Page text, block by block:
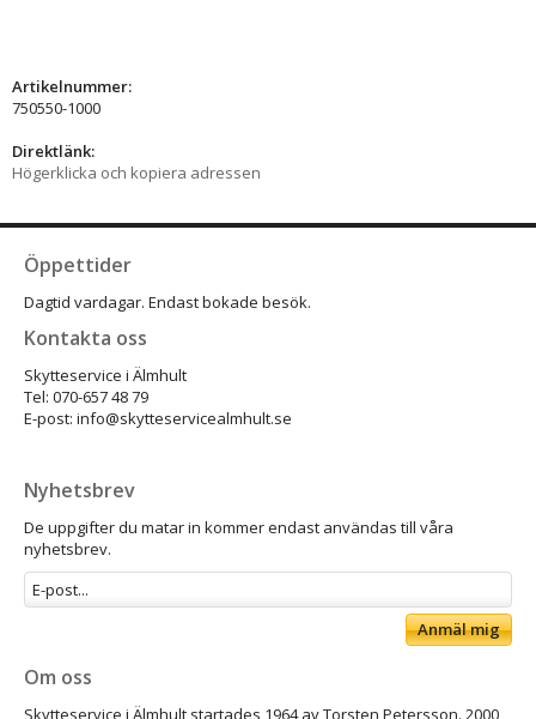
Artikelnummer:
750550-1000
Direktlänk:
Högerklicka och kopiera adressen
Öppettider
Dagtid vardagar. Endast bokade besök.
Kontakta oss
Skytteservice i Älmhult
Tel: 070-657 48 79
E-post: info@skytteservicealmhult.se
Nyhetsbrev
De uppgifter du matar in kommer endast användas till våra
nyhetsbrev.
Anmäl mig
Om oss
Skytteservice i Älmhult startades 1964 av Torsten Petersson. 2000